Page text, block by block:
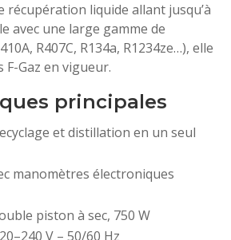
récupération liquide allant jusqu’à
avec une large gamme de
R407C, R134a, R1234ze…), elle
Gaz en vigueur.
principales
et distillation en un seul
manomètres électroniques
piston à sec, 750 W
V – 50/60 Hz